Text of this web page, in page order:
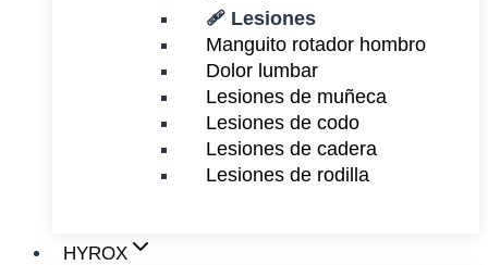
🩹 Lesiones
Manguito rotador hombro
Dolor lumbar
Lesiones de muñeca
Lesiones de codo
Lesiones de cadera
Lesiones de rodilla
HYROX